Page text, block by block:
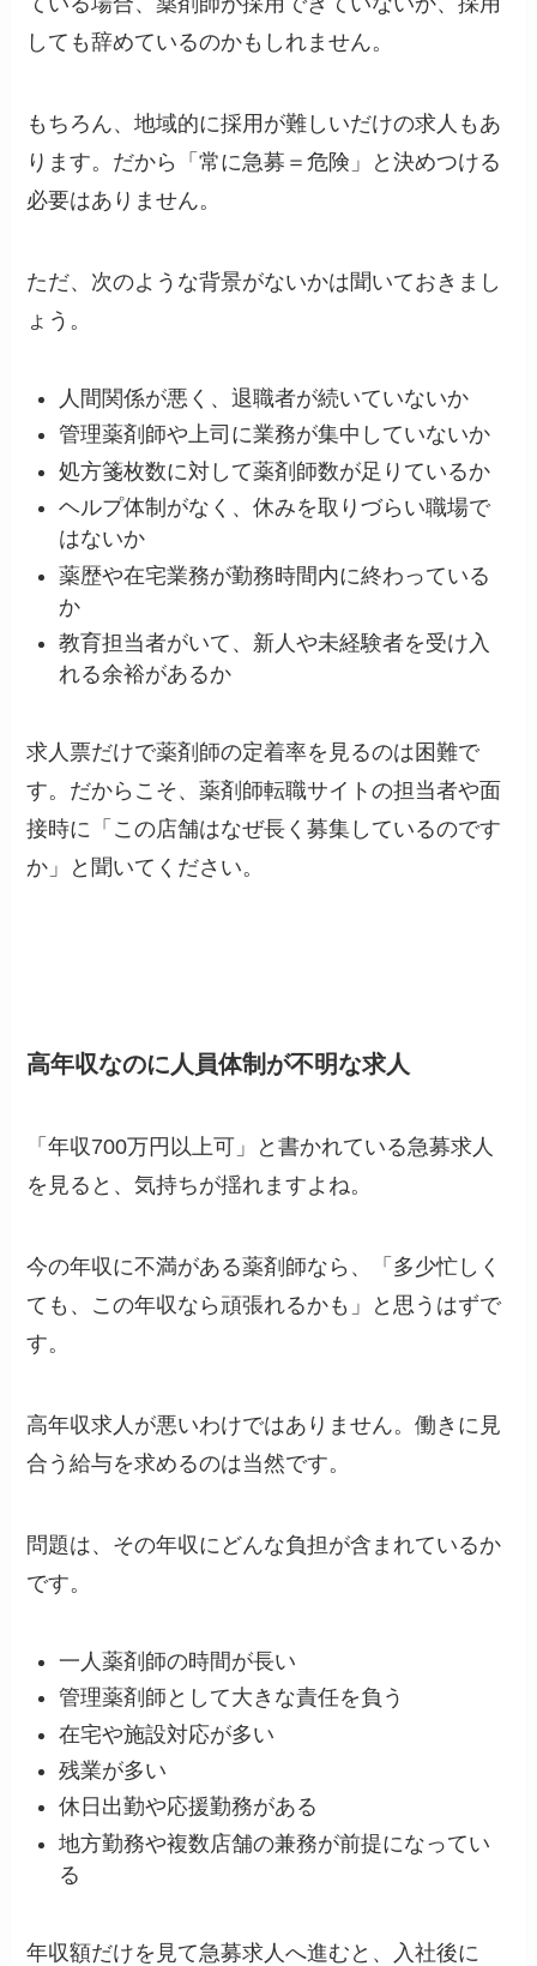
しても辞めているのかもしれません。
もちろん、地域的に採用が難しいだけの求人もあ
ります。だから「常に急募＝危険」と決めつける
必要はありません。
ただ、次のような背景がないかは聞いておきまし
ょう。
人間関係が悪く、退職者が続いていないか
管理薬剤師や上司に業務が集中していないか
処方箋枚数に対して薬剤師数が足りているか
ヘルプ体制がなく、休みを取りづらい職場で
はないか
薬歴や在宅業務が勤務時間内に終わっている
か
教育担当者がいて、新人や未経験者を受け入
れる余裕があるか
求人票だけで薬剤師の定着率を見るのは困難で
す。だからこそ、薬剤師転職サイトの担当者や面
接時に「この店舗はなぜ長く募集しているのです
か」と聞いてください。
高年収なのに人員体制が不明な求人
「年収700万円以上可」と書かれている急募求人
を見ると、気持ちが揺れますよね。
今の年収に不満がある薬剤師なら、「多少忙しく
ても、この年収なら頑張れるかも」と思うはずで
す。
高年収求人が悪いわけではありません。働きに見
合う給与を求めるのは当然です。
問題は、その年収にどんな負担が含まれているか
です。
一人薬剤師の時間が長い
管理薬剤師として大きな責任を負う
在宅や施設対応が多い
残業が多い
休日出勤や応援勤務がある
地方勤務や複数店舗の兼務が前提になってい
る
年収額だけを見て急募求人へ進むと、入社後に